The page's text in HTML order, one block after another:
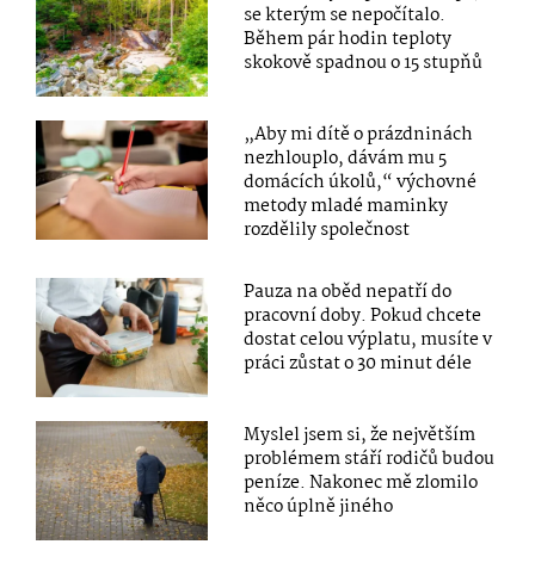
se kterým se nepočítalo.
Během pár hodin teploty
skokově spadnou o 15 stupňů
„Aby mi dítě o prázdninách
nezhlouplo, dávám mu 5
domácích úkolů,“ výchovné
metody mladé maminky
rozdělily společnost
Pauza na oběd nepatří do
pracovní doby. Pokud chcete
dostat celou výplatu, musíte v
práci zůstat o 30 minut déle
Myslel jsem si, že největším
problémem stáří rodičů budou
peníze. Nakonec mě zlomilo
něco úplně jiného